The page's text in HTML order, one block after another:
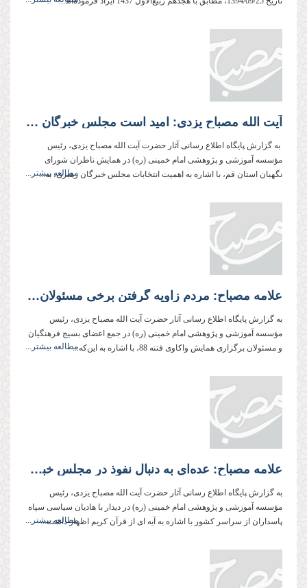
آیت الله مصباح یزدی: امید است مجلس خبرگان رهبری همچنان پاک‌ترین و مؤثرترین نهاد در نظام جمهوری اسلامی باقی بماند
به گزارش پایگاه اطلاع رسانی آثار حضرت آیت الله مصباح یزدی، رئیس
مؤسسه آموزشی و پژوهشی امام خمینی (ره) در همایش ناظران شورای
نگهبان استان قم، با اشاره به اهمیت انتخابات مجلس خبرگان رهبری، به...
مطالعه بیشتر...
علامه مصباح: مردم زاویه گرفتن برخی مسئولان از خط امام (ره) را درک می‌کنند
به گزارش پایگاه اطلاع رسانی آثار حضرت آیت الله مصباح یزدی، رئیس
مؤسسه آموزشی و پژوهشی امام خمینی (ره) در جمع اعضای بسیج فرهنگیان
و مسئولان برگزاری همایش واکاوی فتنه 88، با اشاره به این‌که...
مطالعه بیشتر...
علامه مصباح: عده‌ای به دنبال نفوذ در مجلس خبرگان به منظور زمینه سازی رفراندوم برای کنار گذاشتن ولی‌فقیه هستند
به گزارش پایگاه اطلاع رسانی آثار حضرت آیت الله مصباح یزدی، رئیس
مؤسسه آموزشی و پژوهشی امام خمینی (ره) در دیدار با هادیان سیاسی سپاه
پاسداران از سراسر کشور با اشاره به آیه ای از قرآن کریم اظهار داشت...
مطالعه بیشتر...